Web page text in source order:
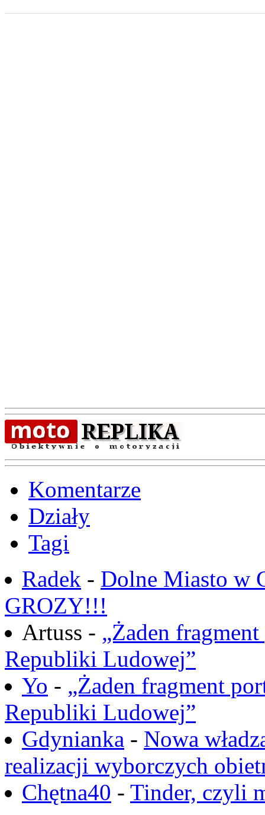
Komentarze
Działy
Tagi
Radek - Dolne Miasto w
GROZY!!!
Artuss - „Żaden
Republiki Ludowej”
Yo - „Żaden fragment
Republiki Ludowej”
Gdynianka - Nowa
realizacji wyborczych
Chętna40 - Tinder, czyli